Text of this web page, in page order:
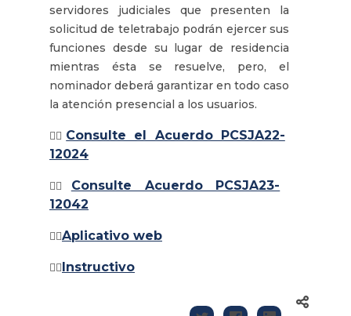
servidores judiciales que presenten la
solicitud de teletrabajo podrán ejercer sus
funciones desde su lugar de residencia
mientras ésta se resuelve, pero, el
nominador deberá garantizar en todo caso
la atención presencial a los usuarios.
👉🏾 Consulte el Acuerdo PCSJA22-
12024
👉🏾 Consulte Acuerdo PCSJA23-
12042
👉🏾Aplicativo web
👉🏾Instructivo